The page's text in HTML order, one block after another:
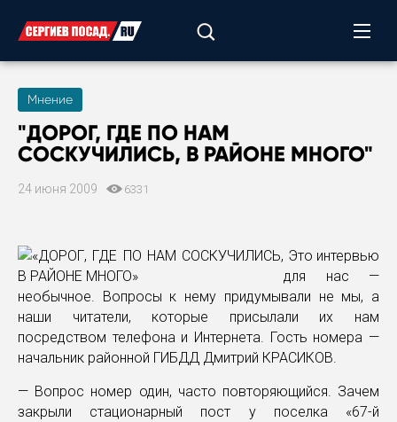
Мнение
"ДОРОГ, ГДЕ ПО НАМ
СОСКУЧИЛИСЬ, В РАЙОНЕ МНОГО"
24 июня 2009 6331
Это интервью
для нас —
необычное. Вопросы к нему придумывали не мы, а
наши читатели, которые присылали их нам
посредством телефона и Интернета. Гость номера —
начальник районной ГИБДД Дмитрий КРАСИКОВ.
— Вопрос номер один, часто повторяющийся. Зачем
закрыли стационарный пост у поселка «67-й